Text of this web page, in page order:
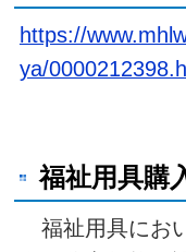
https://
ya/
福祉用具購
福祉用具にお